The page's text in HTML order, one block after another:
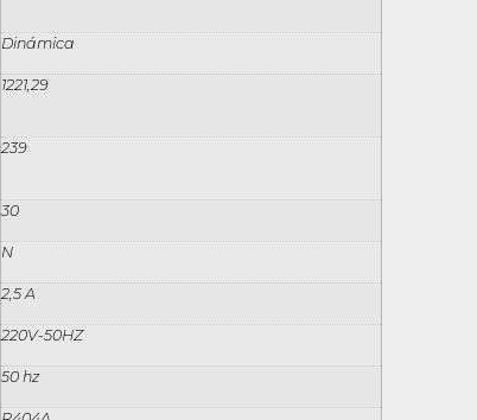
Dinámica
1221,29
239
30
N
2,5 A
220V-50HZ
50 hz